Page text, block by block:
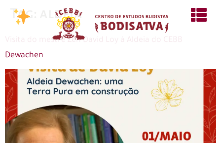
Tag: aldeia
Visita do mestre Zen David Loy à Aldeia do CEBB
Dewachen